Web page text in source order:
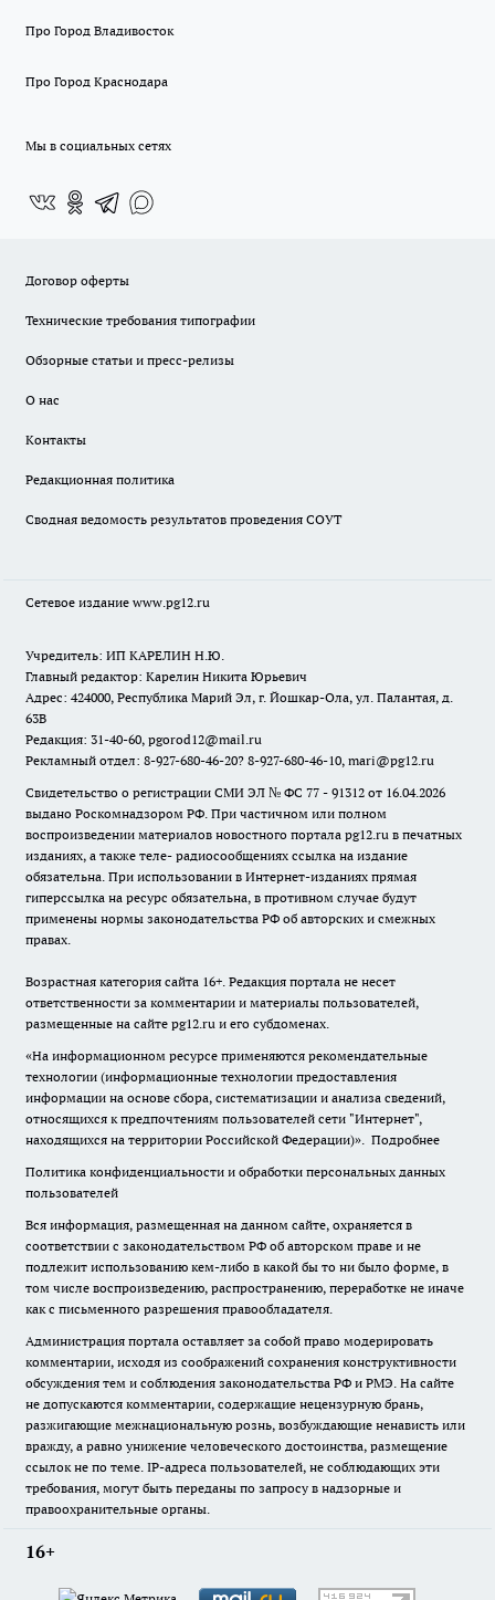
Про Город Владивосток
Про Город Краснодара
Мы в социальных сетях
Договор оферты
Технические требования типографии
Обзорные статьи и пресс-релизы
О нас
Контакты
Редакционная политика
Сводная ведомость результатов проведения СОУТ
Сетевое издание www.pg12.ru
Учредитель: ИП КАРЕЛИН Н.Ю.
Главный редактор: Карелин Никита Юрьевич
Адрес: 424000, Республика Марий Эл, г. Йошкар-Ола, ул. Палантая, д.
63В
Редакция: 31-40-60, pgorod12@mail.ru
Рекламный отдел: 8-927-680-46-20? 8-927-680-46-10, mari@pg12.ru
Свидетельство о регистрации СМИ ЭЛ № ФС 77 - 91312 от 16.04.2026
выдано Роскомнадзором РФ. При частичном или полном
воспроизведении материалов новостного портала pg12.ru в печатных
изданиях, а также теле- радиосообщениях ссылка на издание
обязательна. При использовании в Интернет-изданиях прямая
гиперссылка на ресурс обязательна, в противном случае будут
применены нормы законодательства РФ об авторских и смежных
правах.
Возрастная категория сайта 16+. Редакция портала не несет
ответственности за комментарии и материалы пользователей,
размещенные на сайте pg12.ru и его субдоменах.
«На информационном ресурсе применяются рекомендательные
технологии (информационные технологии предоставления
информации на основе сбора, систематизации и анализа сведений,
относящихся к предпочтениям пользователей сети "Интернет",
находящихся на территории Российской Федерации)». Подробнее
Политика конфиденциальности и обработки персональных данных
пользователей
Вся информация, размещенная на данном сайте, охраняется в
соответствии с законодательством РФ об авторском праве и не
подлежит использованию кем-либо в какой бы то ни было форме, в
том числе воспроизведению, распространению, переработке не иначе
как с письменного разрешения правообладателя.
Администрация портала оставляет за собой право модерировать
комментарии, исходя из соображений сохранения конструктивности
обсуждения тем и соблюдения законодательства РФ и РМЭ. На сайте
не допускаются комментарии, содержащие нецензурную брань,
разжигающие межнациональную рознь, возбуждающие ненависть или
вражду, а равно унижение человеческого достоинства, размещение
ссылок не по теме. IP-адреса пользователей, не соблюдающих эти
требования, могут быть переданы по запросу в надзорные и
правоохранительные органы.
16+